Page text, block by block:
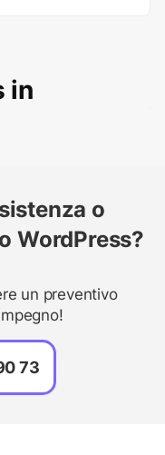
in
o
WordPress?
un preventivo
73